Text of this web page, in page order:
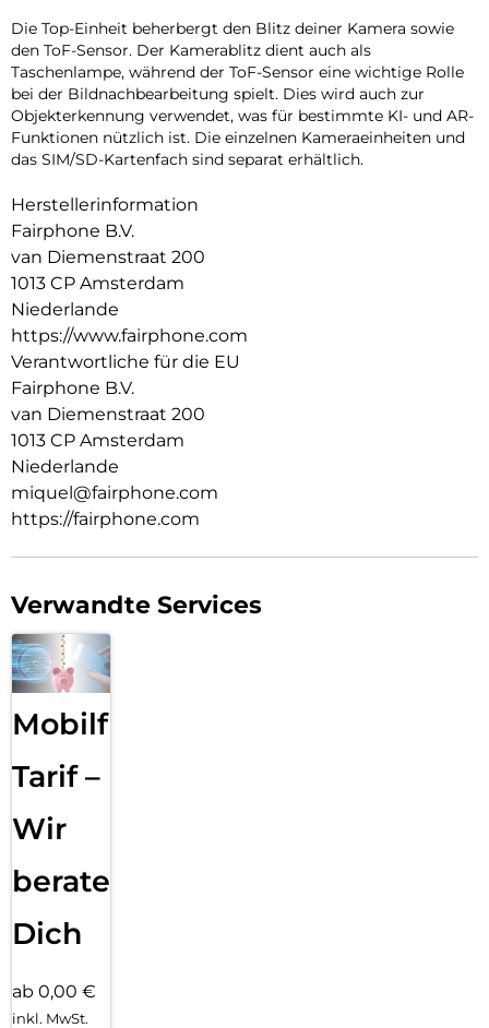
Die Top-Einheit beherbergt den Blitz deiner Kamera sowie
den ToF-Sensor. Der Kamerablitz dient auch als
Taschenlampe, während der ToF-Sensor eine wichtige Rolle
bei der Bildnachbearbeitung spielt. Dies wird auch zur
Objekterkennung verwendet, was für bestimmte KI- und AR-
Funktionen nützlich ist. Die einzelnen Kameraeinheiten und
das SIM/SD-Kartenfach sind separat erhältlich.
Herstellerinformation
Fairphone B.V.
van Diemenstraat 200
1013 CP Amsterdam
Niederlande
https://www.fairphone.com
Verantwortliche für die EU
Fairphone B.V.
van Diemenstraat 200
1013 CP Amsterdam
Niederlande
miquel@fairphone.com
https://fairphone.com
Verwandte Services
Mobilfunk
Tarif –
Wir
beraten
Dich
ab 0,00 €
inkl. MwSt.